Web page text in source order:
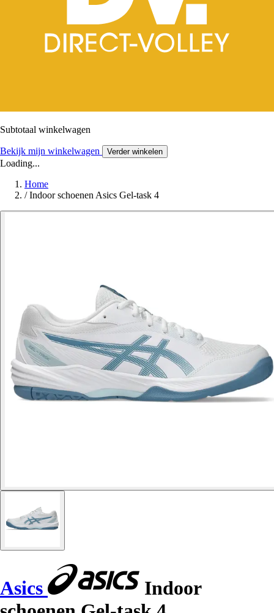
Subtotaal winkelwagen
Bekijk mijn winkelwagen Verder winkelen
Loading...
Home
/ Indoor schoenen Asics Gel-task 4
Asics
Indoor